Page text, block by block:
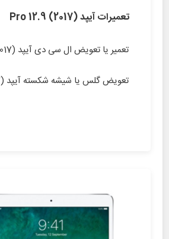
تعمیرات آیپد (Pro 12.9 (2017
تعمیر یا تعویض ال سی دی آیپد (Pro 12.9 (2017
تعویض گلس یا شیشه شکسته آیپد (Pro 12.9 (2017